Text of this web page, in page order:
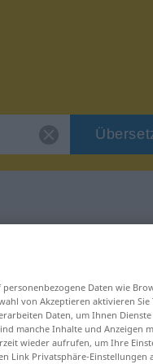
Daten wie
von Akzeptieren aktivieren Sie
Daten, um Ihnen
manche Inhalte und Anzeigen
wieder aufrufen, um Ihre
Link Privatsphäre-Einstellungen